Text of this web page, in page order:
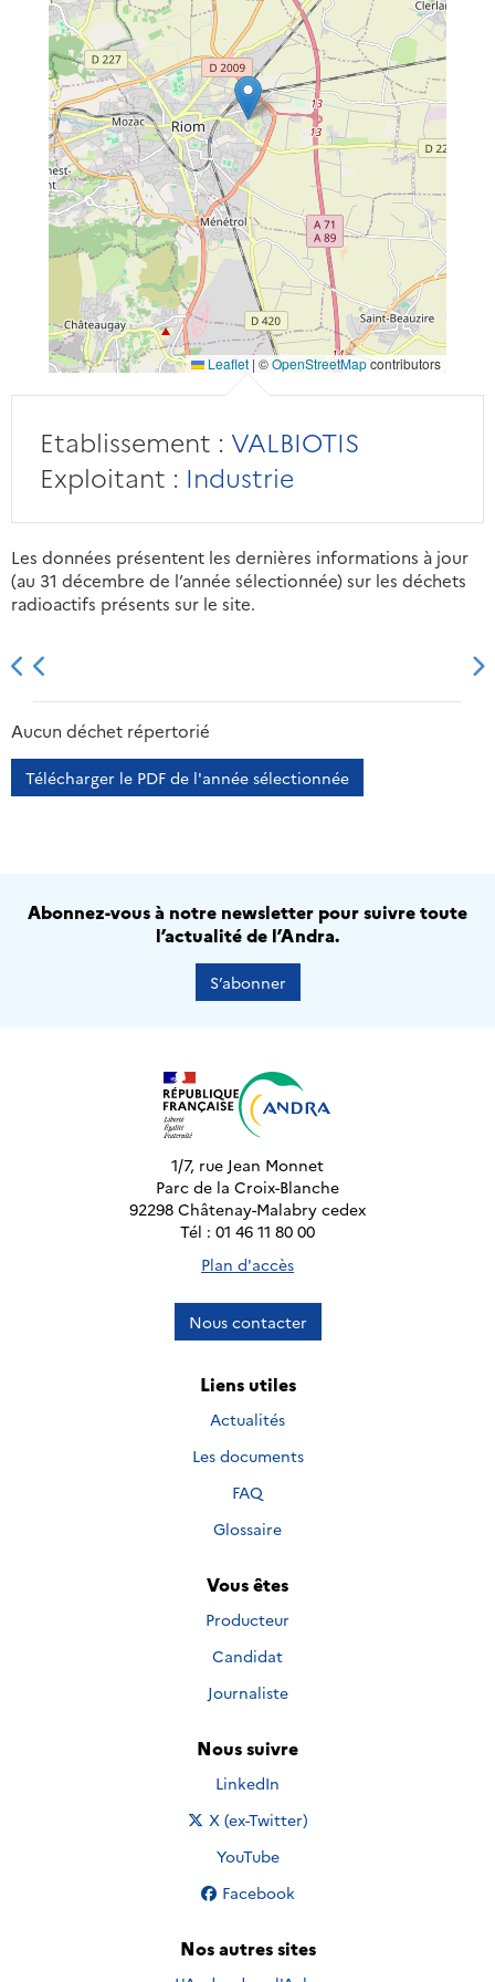
Leaflet | ©OpenStreetMapcontributors
Etablissement : VALBIOTIS
Exploitant : Industrie
Les données présentent les dernières informations à jour
(au 31 décembre de l’année sélectionnée) sur les déchets
radioactifs présents sur le site.
2013 2014
Aucun déchet répertorié
Télécharger le PDF de l'année sélectionnée
Abonnez-vous à notre newsletter pour suivre toute
l’actualité de l’Andra.
S’abonner
1/7, rue Jean Monnet
Parc de la Croix-Blanche
92298 Châtenay-Malabry cedex
Tél : 01 46 11 80 00
Plan d'accès
Nous contacter
Liens utiles
Actualités
Les documents
FAQ
Glossaire
Vous êtes
Producteur
Candidat
Journaliste
Nous suivre
Nous suivre sur
LinkedIn
Nous suivre sur
X (ex-Twitter)
Nous suivre sur
YouTube
Nous suivre sur
Facebook
Nos autres sites